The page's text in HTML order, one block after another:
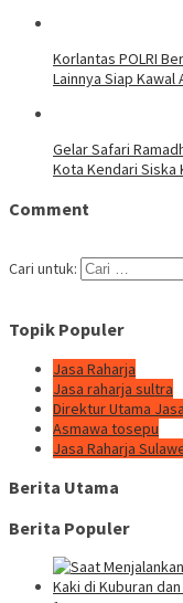
Korlantas POLRI
Lainnya Siap
Gelar Safari
Kota Kendari Siska
Comment
Cari untuk:
Topik Populer
Jasa Raharja
Jasa raharja sultra
Direktur Utama
Asmawa tosepu
Jasa Raharja
Berita Utama
Berita Populer